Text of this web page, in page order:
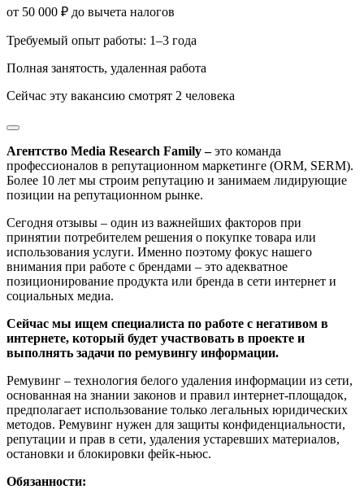
от 50 000 ₽ до вычета налогов
Требуемый опыт работы: 1–3 года
Полная занятость, удаленная работа
Сейчас эту вакансию смотрят 2 человека
Агентство Media Research Family –это команда
профессионалов в репутационном маркетинге (ORM, SERM).
Более 10 лет мы строим репутацию и занимаем лидирующие
позиции на репутационном рынке.
Сегодня отзывы – один из важнейших факторов при
принятии потребителем решения о покупке товара или
использования услуги. Именно поэтому фокус нашего
внимания при работе с брендами – это адекватное
позиционирование продукта или бренда в сети интернет и
социальных медиа.
Сейчас мы ищем специалиста по работе с негативом в
интернете, который будет участвовать в проекте и
выполнять задачи по ремувингу информации.
Ремувинг – технология белого удаления информации из сети,
основанная на знании законов и правил интернет-площадок,
предполагает использование только легальных юридических
методов. Ремувинг нужен для защиты конфиденциальности,
репутации и прав в сети, удаления устаревших материалов,
остановки и блокировки фейк-ньюс.
Обязанности: